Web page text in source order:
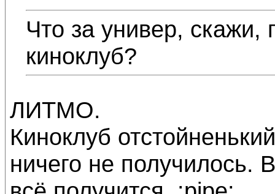
Что за универ, скажи,
киноклуб?
ЛИТМО.
Киноклуб
ничего не получилось.